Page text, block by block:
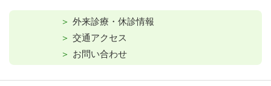
外来診療・休診情報
交通アクセス
お問い合わせ